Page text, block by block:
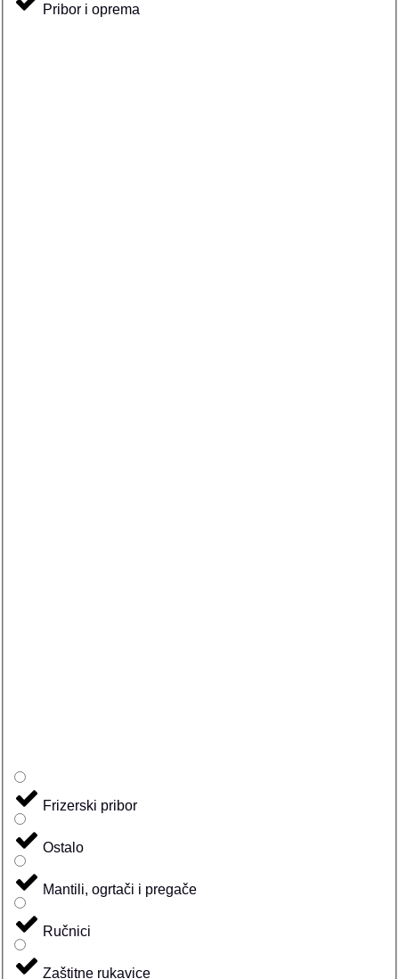
Pribor i oprema
Frizerski pribor
Ostalo
Mantili, ogrtači i pregače
Ručnici
Zaštitne rukavice